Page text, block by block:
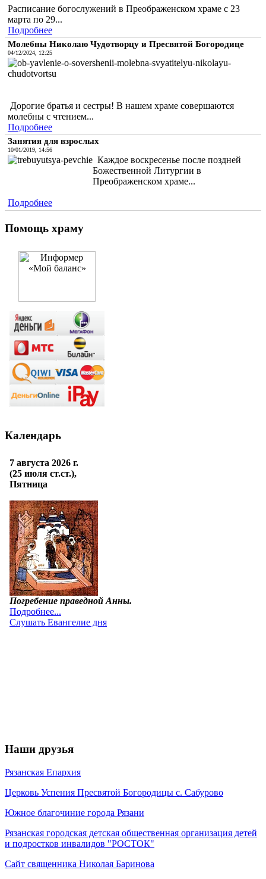
Расписание богослужений в Преображенском храме с 23
марта по 29...
Подробнее
Молебны Николаю Чудотворцу и Пресвятой Богородице
04/12/2024, 12:25
Дорогие братья и сестры! В нашем храме совершаются
молебны с чтением...
Подробнее
Занятия для взрослых
10/01/2019, 14:56
Каждое воскресенье после поздней
Божественной Литургии в
Преображенском храме...
Подробнее
Помощь храму
Календарь
Наши друзья
Рязанская Епархия
Церковь Успения Пресвятой Богородицы с. Сабурово
Южное благочиние города Рязани
Рязанская городская детская общественная организация детей
и подростков инвалидов "РОСТОК"
Сайт священника Николая Баринова